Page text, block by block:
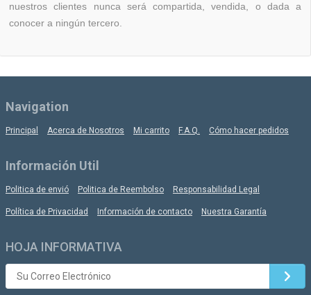
nuestros clientes nunca será compartida, vendida, o dada a
conocer a ningún tercero.
Navigation
Principal Acerca de Nosotros Mi carrito F.A.Q. Cómo hacer pedidos
Información Util
Politica de envió Politica de Reembolso Responsabilidad Legal
Política de Privacidad Información de contacto Nuestra Garantía
HOJA INFORMATIVA